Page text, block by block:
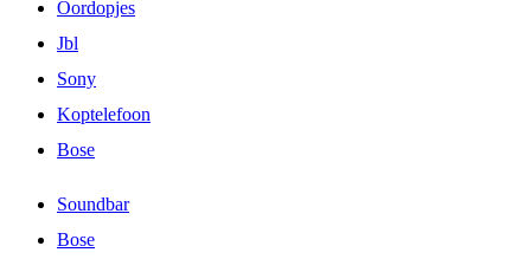
Oordopjes
Jbl
Sony
Koptelefoon
Bose
Soundbar
Bose